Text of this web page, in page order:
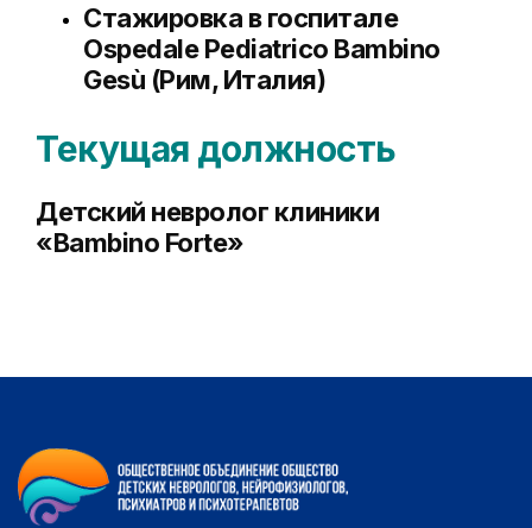
Стажировка в госпитале
Ospedale Pediatrico Bambino
Gesù (Рим, Италия)
Текущая должность
Детский невролог клиники
«Bambino Forte»